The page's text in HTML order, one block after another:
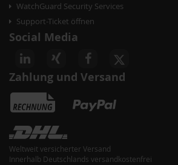
WatchGuard Security Services
Support-Ticket öffnen
Social Media
Zahlung und Versand
Weltweit versicherter Versand
Innerhalb Deutschlands versandkostenfrei